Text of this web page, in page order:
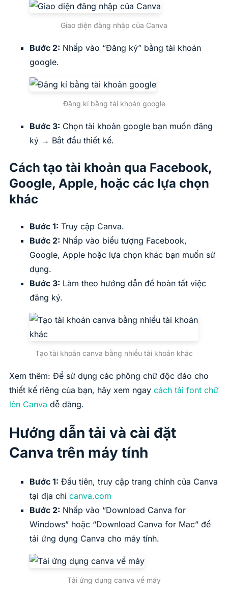
Giao diện đăng nhập của Canva
Bước 2: Nhấp vào “Đăng ký” bằng tài khoản
google.
Đăng kí bằng tài khoản google
Bước 3: Chọn tài khoản google bạn muốn đăng
ký → Bắt đầu thiết kế.
Cách tạo tài khoản qua Facebook,
Google, Apple, hoặc các lựa chọn
khác
Bước 1: Truy cập Canva.
Bước 2: Nhấp vào biểu tượng Facebook,
Google, Apple hoặc lựa chọn khác bạn muốn sử
dụng.
Bước 3: Làm theo hướng dẫn để hoàn tất việc
đăng ký.
Tạo tài khoản canva bằng nhiều tài khoản khác
Xem thêm: Để sử dụng các phông chữ độc đáo cho
thiết kế riêng của bạn, hãy xem ngay cách tải font chữ
lên Canva dễ dàng.
Hướng dẫn tải và cài đặt
Canva trên máy tính
Bước 1: Đầu tiên, truy cập trang chính của Canva
tại địa chỉ canva.com
Bước 2: Nhấp vào “Download Canva for
Windows” hoặc “Download Canva for Mac” để
tải ứng dụng Canva cho máy tính.
Tải ứng dụng canva về máy